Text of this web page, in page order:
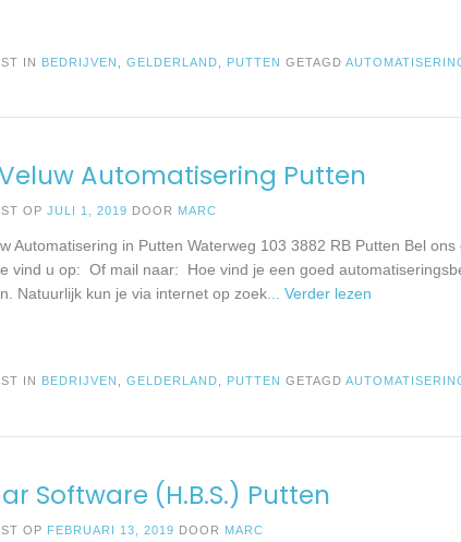
IN BEDRIJVEN ,GELDERLAND PUTTEN GETAGD
Automatisering Putten
OPJULI 1, 2019 DOOR MARC
Automatisering in Putten Waterweg 103 3882 RB Putten Bel
vind u op: Of mail naar: Hoe vind je een goed
Natuurlijk kun je via internet op zoek... Verder lezen
IN BEDRIJVEN ,GELDERLAND, PUTTEN GETAGD
Software (H.B.S.) Putten
OP FEBRUARI 13, 2019 DOOR MARC